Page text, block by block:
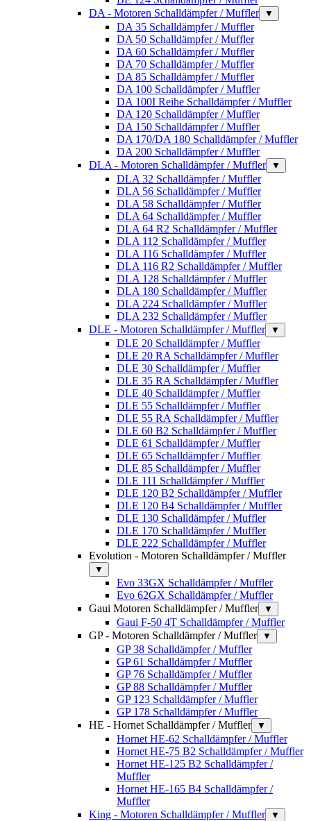
DA - Motoren Schalldämpfer / Muffler
▼
DA 35 Schalldämpfer / Muffler
DA 50 Schalldämpfer / Muffler
DA 60 Schalldämpfer / Muffler
DA 70 Schalldämpfer / Muffler
DA 85 Schalldämpfer / Muffler
DA 100 Schalldämpfer / Muffler
DA 100I Reihe Schalldämpfer / Muffler
DA 120 Schalldämpfer / Muffler
DA 150 Schalldämpfer / Muffler
DA 170/DA 180 Schalldämpfer / Muffler
DA 200 Schalldämpfer / Muffler
DLA - Motoren Schalldämpfer / Muffler
▼
DLA 32 Schalldämpfer / Muffler
DLA 56 Schalldämpfer / Muffler
DLA 58 Schalldämpfer / Muffler
DLA 64 Schalldämpfer / Muffler
DLA 64 R2 Schalldämpfer / Muffler
DLA 112 Schalldämpfer / Muffler
DLA 116 Schalldämpfer / Muffler
DLA 116 R2 Schalldämpfer / Muffler
DLA 128 Schalldämpfer / Muffler
DLA 180 Schalldämpfer / Muffler
DLA 224 Schalldämpfer / Muffler
DLA 232 Schalldämpfer / Muffler
DLE - Motoren Schalldämpfer / Muffler
▼
DLE 20 Schalldämpfer / Muffler
DLE 20 RA Schalldämpfer / Muffler
DLE 30 Schalldämpfer / Muffler
DLE 35 RA Schalldämpfer / Muffler
DLE 40 Schalldämpfer / Muffler
DLE 55 Schalldämpfer / Muffler
DLE 55 RA Schalldämpfer / Muffler
DLE 60 B2 Schalldämpfer / Muffler
DLE 61 Schalldämpfer / Muffler
DLE 65 Schalldämpfer / Muffler
DLE 85 Schalldämpfer / Muffler
DLE 111 Schalldämpfer / Muffler
DLE 120 B2 Schalldämpfer / Muffler
DLE 120 B4 Schalldämpfer / Muffler
DLE 130 Schalldämpfer / Muffler
DLE 170 Schalldämpfer / Muffler
DLE 222 Schalldämpfer / Muffler
Evolution - Motoren Schalldämpfer / Muffler
▼
Evo 33GX Schalldämpfer / Muffler
Evo 62GX Schalldämpfer / Muffler
Gaui Motoren Schalldämpfer / Muffler
▼
Gaui F-50 4T Schalldämpfer / Muffler
GP - Motoren Schalldämpfer / Muffler
▼
GP 38 Schalldämpfer / Muffler
GP 61 Schalldämpfer / Muffler
GP 76 Schalldämpfer / Muffler
GP 88 Schalldämpfer / Muffler
GP 123 Schalldämpfer / Muffler
GP 178 Schalldämpfer / Muffler
HE - Hornet Schalldämpfer / Muffler
▼
Hornet HE-62 Schalldämpfer / Muffler
Hornet HE-75 B2 Schalldämpfer / Muffler
Hornet HE-125 B2 Schalldämpfer /
Muffler
Hornet HE-165 B4 Schalldämpfer /
Muffler
King - Motoren Schalldämpfer / Muffler
▼